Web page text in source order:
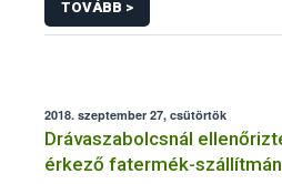
TOVÁBB >
2018. szeptember 27, csütörtök
Drávaszabolcsnál
érkező fatermék-